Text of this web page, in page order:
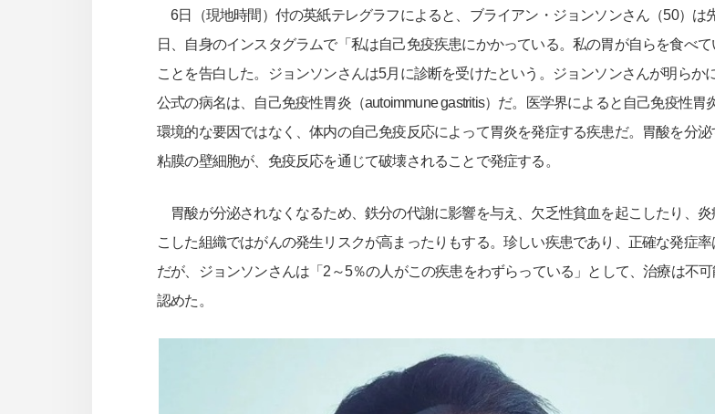
6日（現地時間）付の英紙テレグラフによると、ブライアン・ジョンソンさん（50）は
日、自身のインスタグラムで「私は自己免疫疾患にかかっている。私の胃が自らを食べて
ことを告白した。ジョンソンさんは5月に診断を受けたという。ジョンソンさんが明らか
公式の病名は、自己免疫性胃炎（autoimmune gastritis）だ。医学界によると自己免疫性胃
環境的な要因ではなく、体内の自己免疫反応によって胃炎を発症する疾患だ。胃酸を分泌
粘膜の壁細胞が、免疫反応を通じて破壊されることで発症する。
胃酸が分泌されなくなるため、鉄分の代謝に影響を与え、欠乏性貧血を起こしたり、炎
こした組織ではがんの発生リスクが高まったりもする。珍しい疾患であり、正確な発症率
だが、ジョンソンさんは「2～5％の人がこの疾患をわずらっている」として、治療は不可
認めた。